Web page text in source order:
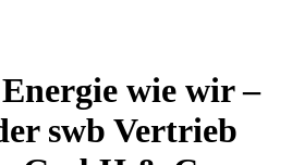
Energie wie wir –
swb Vertrieb